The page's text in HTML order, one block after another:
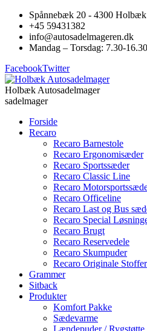
Spånnebæk 20 - 4300 Holbæk
+45 59431382
info@autosadelmageren.dk
Mandag – Torsdag: 7.30-
FacebookTwitter
Holbæk Autosadelmager
sadelmager
Forside
Recaro
Recaro Barnestole
Recaro Ergonomisæder
Recaro Sportssæder
Recaro Classic Line
Recaro
Recaro Officeline
Recaro Last og Bus
Recaro Special
Recaro Brugt
Recaro Reservedele
Recaro Skumpuder
Recaro Originale Stoffer
Grammer
Sitback
Produkter
Komfort Pakke
Sædevarme
Lændepuder / Rygstøtte